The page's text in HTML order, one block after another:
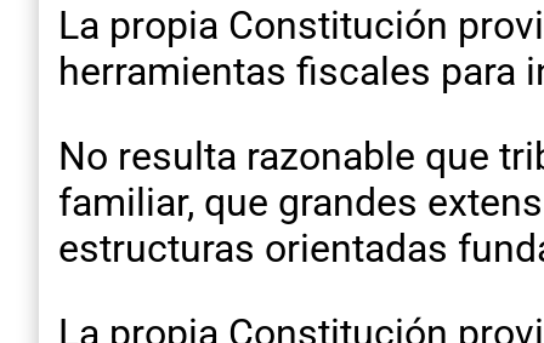
La propia Constitución
herramientas fiscales para
No resulta razonable que
familiar, que grandes
estructuras orientadas
La propia Constitución